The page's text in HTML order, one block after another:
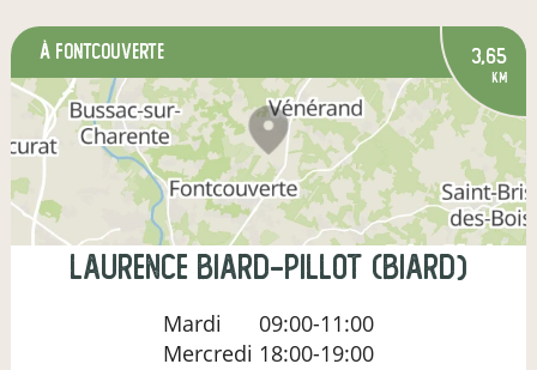
à Fontcouverte 3,65
km
laurence biard-pillot (biard)
Mardi
09:00-11:00
Mercredi 18:00-19:00